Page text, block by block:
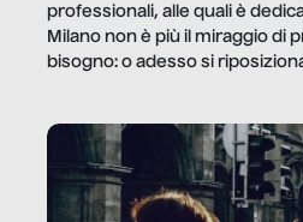
professionali, alle quali è
Milano non è più il miraggio di
bisogno: o adesso si